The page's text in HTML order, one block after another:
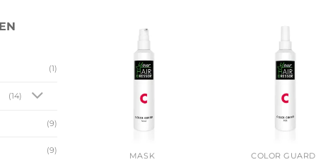
(1)
(14)
(9)
(9)
MASK COLOR GUARD